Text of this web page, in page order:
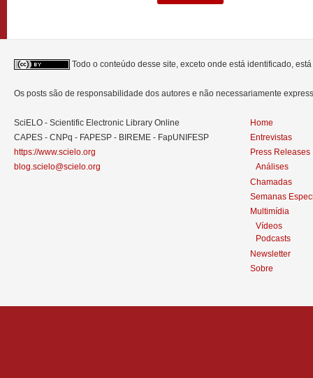
Todo o conteúdo desse site, exceto onde está identificado,
Os posts são de responsabilidade dos autores e não necessariamente
SciELO - Scientific Electronic Library Online
CAPES - CNPq - FAPESP - BIREME - FapUNIFESP
https://www.scielo.org
blog.scielo@scielo.org
Home
Entrevistas
Press Releases
Análises
Chamadas
Semanas
Multimídia
Vídeos
Podcasts
Newsletter
Sobre